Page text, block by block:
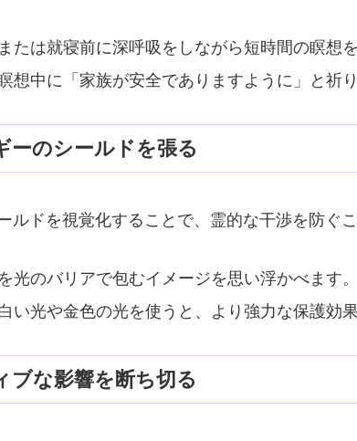
たは就寝前に深呼吸をしながら短時間の瞑想
想中に「家族が安全でありますように」と祈
ーのシールドを張る
ルドを視覚化することで、霊的な干渉を防ぐこ
光のバリアで包むイメージを思い浮かべます。
い光や金色の光を使うと、より強力な保護効果
ブな影響を断ち切る